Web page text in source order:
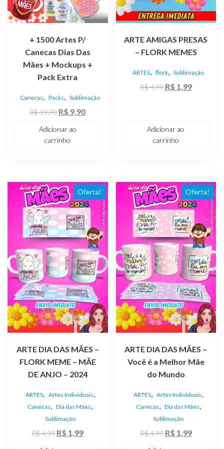
+ 1500 Artes P/
Canecas Dias Das
Mães + Mockups +
Pack Extra
Canecas, Packs, Sublimação
R$19,90 O
original
R$ 9,90O
Adicionar ao
carrinho
ARTE AMIGAS PRESAS
– FLORK MEMES
ARTES, flork, Sublimação
R$4,99 O
R$ 4,99.
R$ 1,99O
Adicionar ao
carrinho
Oferta!
ARTE DIA DAS MÃES –
FLORK MEME – MÃE
DE ANJO – 2024
ARTES, Artes Individuais,
Canecas, Dia das Mães,
Sublimação
R$4,99 O
R$ 1,99O
Oferta!
ARTE DIA DAS MÃES –
Você é a Melhor Mãe
do Mundo
ARTES, Artes Individuais,
Canecas, Dia das Mães,
Sublimação
R$4,99 O
R$ 1,99O